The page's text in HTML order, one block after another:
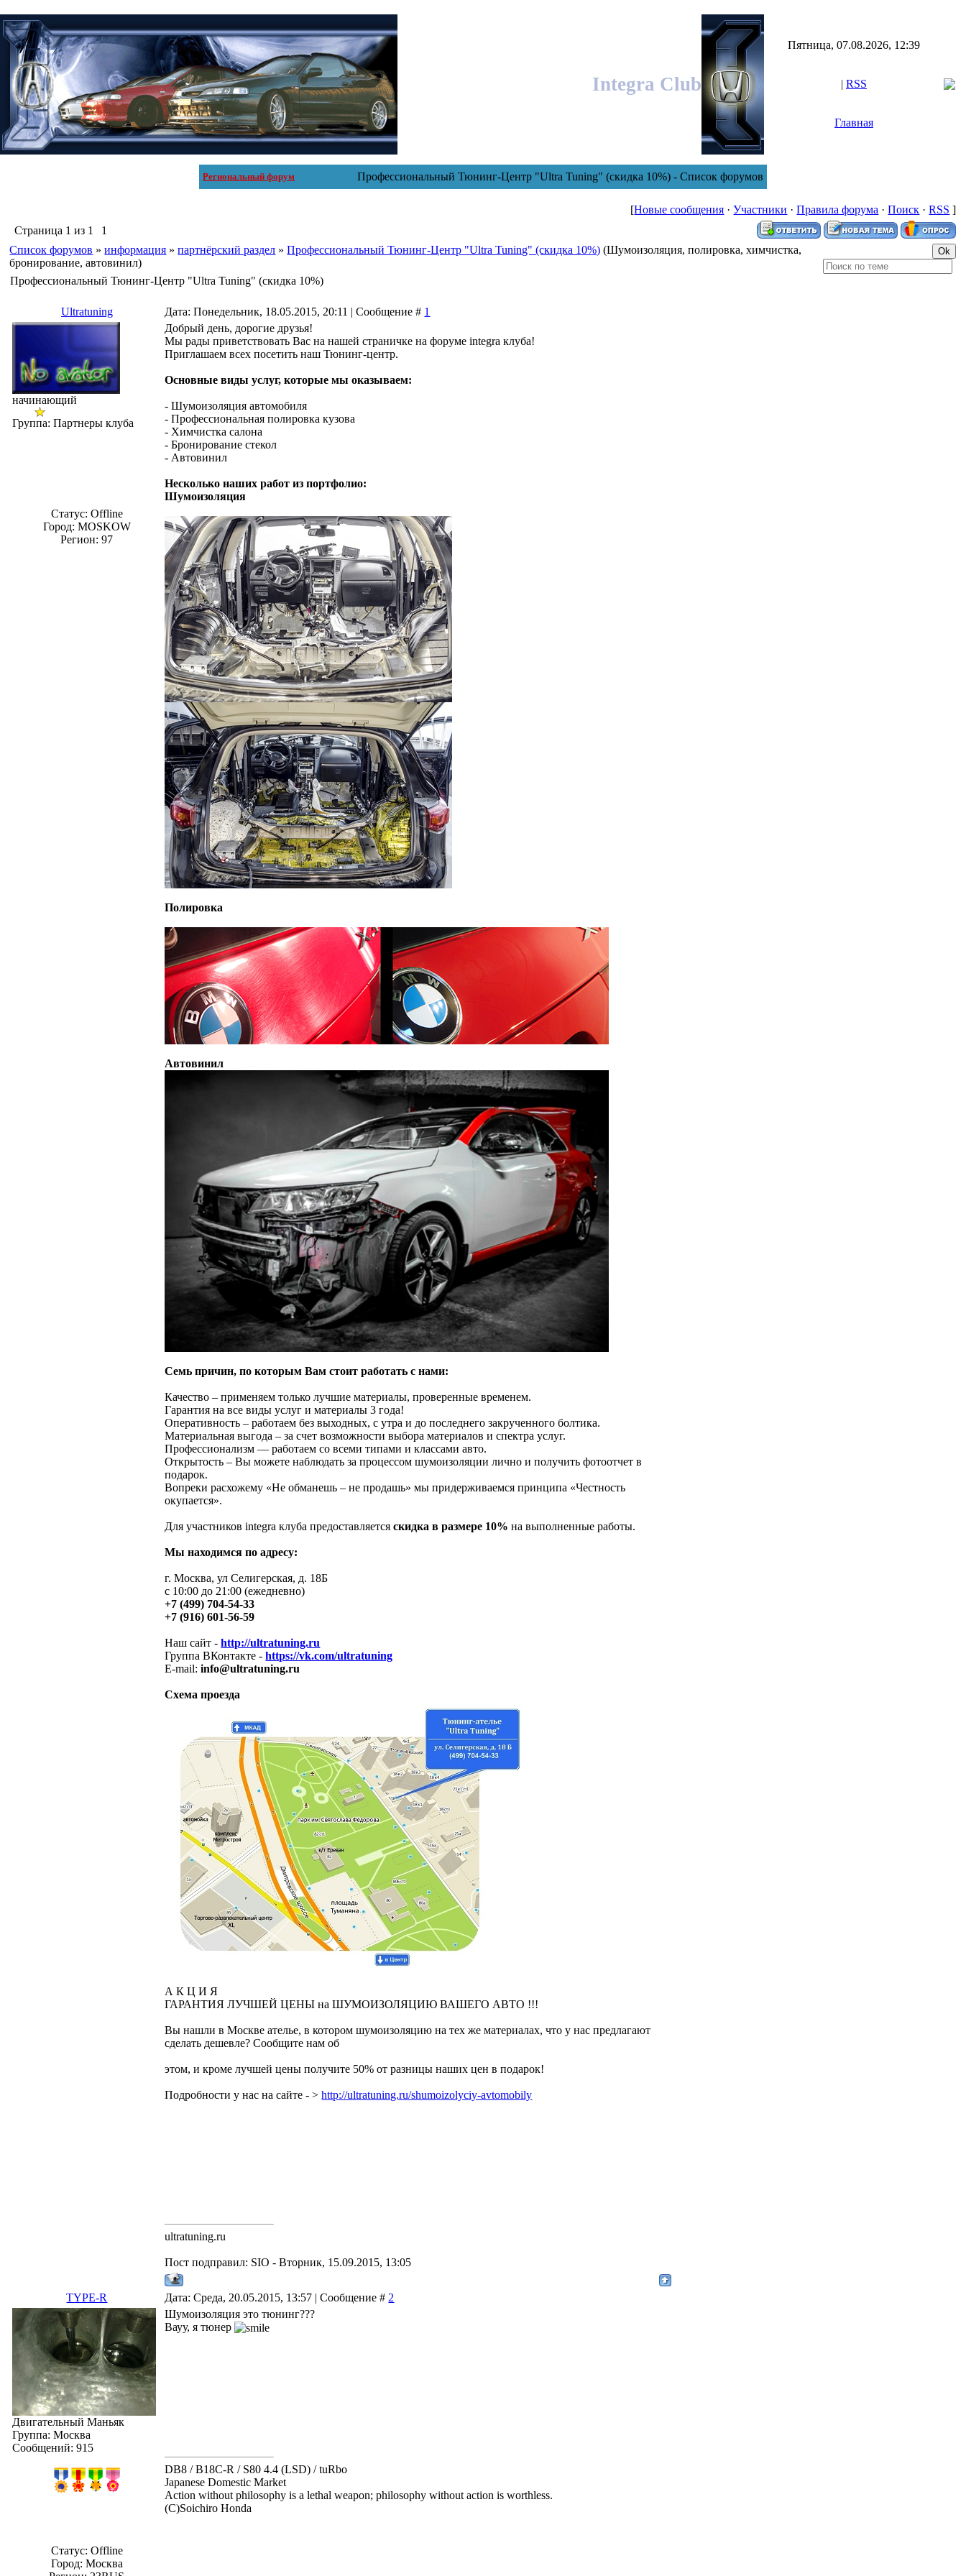
Integra Club
Пятница, 07.08.2026, 12:39
| RSS
Главная
Региональный форум Профессиональный Тюнинг-Центр "Ultra Tuning" (скидка 10%) - Список форумов
[Новые сообщения ·Участники ·Правила форума ·Поиск ·RSS ]
Страница 1 из 1
1
Список форумов » информация » партнёрский раздел » Профессиональный Тюнинг-Центр "Ultra Tuning" (скидка 10%) (Шумоизоляция, полировка, химчистка,
бронирование, автовинил)
Профессиональный Тюнинг-Центр "Ultra Tuning" (скидка 10%)
Ultratuning Дата: Понедельник, 18.05.2015, 20:11 | Сообщение # 1
начинающий
Группа: Партнеры клуба
Статус: Offline
Город: MOSKOW
Регион: 97
Добрый день, дорогие друзья!
Мы рады приветствовать Вас на нашей страничке на форуме integra клуба!
Приглашаем всех посетить наш Тюнинг-центр.
Основные виды услуг, которые мы оказываем:
- Шумоизоляция автомобиля
- Професcиональная полировка кузова
- Химчистка салона
- Бронирование стекол
- Автовинил
Несколько наших работ из портфолио:
Шумоизоляция
Полировка
Автовинил
Семь причин, по которым Вам стоит работать с нами:
Качество – применяем только лучшие материалы, проверенные временем.
Гарантия на все виды услуг и материалы 3 года!
Оперативность – работаем без выходных, с утра и до последнего закрученного болтика.
Материальная выгода – за счет возможности выбора материалов и спектра услуг.
Профессионализм — работаем со всеми типами и классами авто.
Открытость – Вы можете наблюдать за процессом шумоизоляции лично и получить фотоотчет в
подарок.
Вопреки расхожему «Не обманешь – не продашь» мы придерживаемся принципа «Честность
окупается».
Для участников integra клуба предоставляется скидка в размере 10% на выполненные работы.
Мы находимся по адресу:
г. Москва, ул Селигерская, д. 18Б
с 10:00 до 21:00 (ежедневно)
+7 (499) 704-54-33
+7 (916) 601-56-59
Наш сайт -http://ultratuning.ru
Группа ВКонтакте -https://vk.com/ultratuning
E-mail:info@ultratuning.ru
Схема проезда
А К Ц И Я
ГАРАНТИЯ ЛУЧШЕЙ ЦЕНЫ на ШУМОИЗОЛЯЦИЮ ВАШЕГО АВТО !!!
Вы нашли в Москве ателье, в котором шумоизоляцию на тех же материалах, что у нас предлагают
сделать дешевле? Сообщите нам об
этом, и кроме лучшей цены получите 50% от разницы наших цен в подарок!
Подробности у нас на сайте - >http://ultratuning.ru/shumoizolyciy-avtomobily
ultratuning.ru
Пост подправил: SIO -Вторник, 15.09.2015, 13:05
TYPE-R Дата: Среда, 20.05.2015, 13:57 | Сообщение # 2
Двигательный Маньяк
Группа: Москва
Сообщений:915
Статус: Offline
Город: Москва
Шумоизоляция это тюнинг???
Вауу, я тюнер
DB8 / B18C-R / S80 4.4 (LSD) / tuRbo
Japanese Domestic Market
Action without philosophy is a lethal weapon; philosophy without action is worthless.
(С)Soichiro Honda